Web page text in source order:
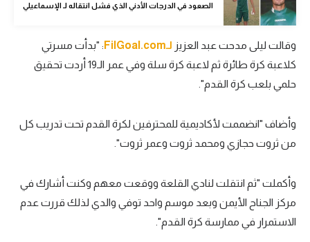
كرة سلة
كرة يد
كرة طائرة
في المونديال
آسيا
أمريكا
الصعود في الدرجات الأدني الذي فشل انتقاله لـ الإسماعيلي
وقالت ليلى مدحت عبد العزيز لـFilGoal.com
: "بدأت مسرتي
كلاعبة كرة طائرة ثم لاعبة كرة سلة وفي عمر الـ19 أردت تحقيق
حلمي بلعب كرة القدم".
وأضاف "انضممت لأكاديمية للمحترفين لكرة القدم تحت تدريب كل
من ثروت حجازي ومحمد ثروت وعمر ثروت".
وأكملت "ثم انتقلت لنادي القلعة ووقعت معهم وكنت أشارك في
مركز الجناح الأيمن وبعد موسم واحد توفي والدي لذلك قررت عدم
الاستمرار في ممارسة كرة القدم".